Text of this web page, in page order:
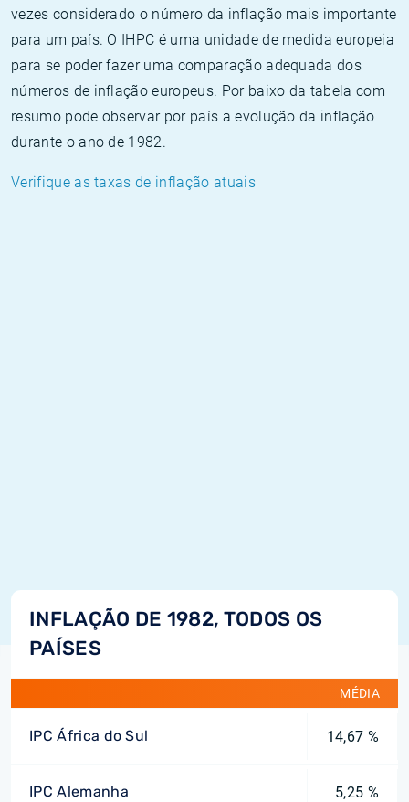
vezes considerado o número da inflação mais importante
para um país. O IHPC é uma unidade de medida europeia
para se poder fazer uma comparação adequada dos
números de inflação europeus. Por baixo da tabela com
resumo pode observar por país a evolução da inflação
durante o ano de 1982.
Verifique as taxas de inflação atuais
INFLAÇÃO DE 1982, TODOS OS
PAÍSES
MÉDIA
IPC África do Sul 14,67 %
IPC Alemanha 5,25 %